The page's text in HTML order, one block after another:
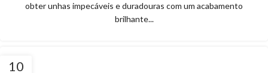
obter unhas impecáveis e duradouras com um acabamento
brilhante...
10